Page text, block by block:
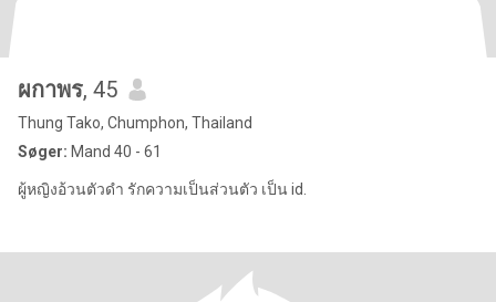
ผกาพร, 45
Thung Tako, Chumphon, Thailand
Søger: Mand 40 - 61
ผู้หญิงอ้วนตัวดำ รักความเป็นส่วนตัว เป็น id.